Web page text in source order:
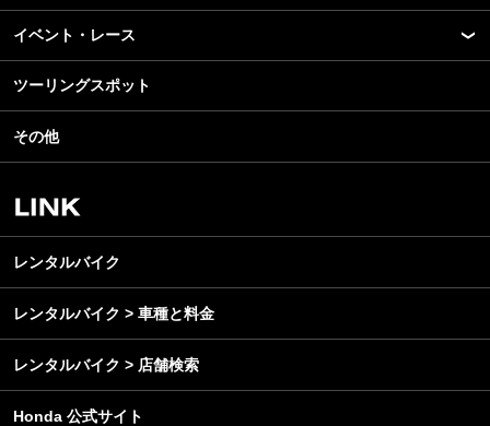
モデル情報
カスタマイズパーツ
テクノロジー
名車・旧車
ビジネス
アプリ
ライディングギア
ツーリング
アウトドア
レンタルバイク
イベント・レース
モータースポーツ
イベント
スクール・レッスン
ツーリングスポット
その他
レンタルバイク
レンタルバイク > 車種と料金
レンタルバイク > 店舗検索
Honda 公式サイト